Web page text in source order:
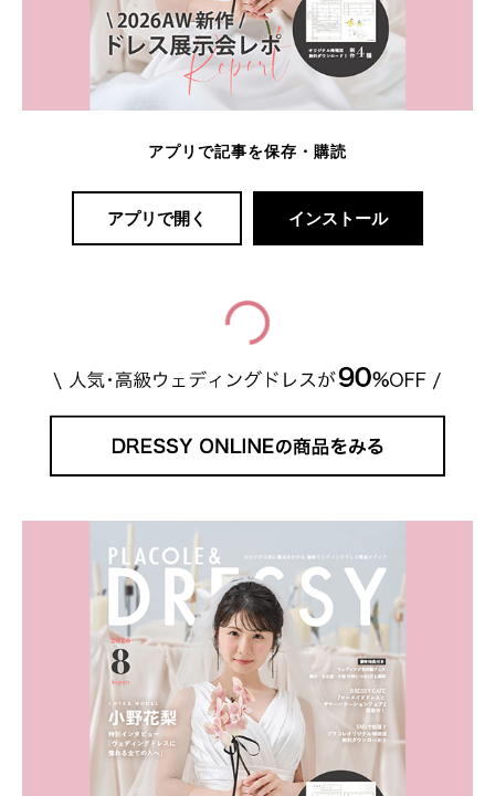
アプリで記事を保存・購読
アプリで開く インストール